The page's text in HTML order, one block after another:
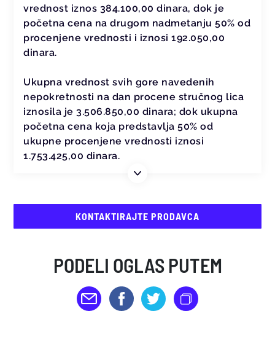
vrednost iznos 384.100,00 dinara, dok je
početna cena na drugom nadmetanju 50% od
procenjene vrednosti i iznosi 192.050,00
dinara.
Ukupna vrednost svih gore navedenih
nepokretnosti na dan procene stručnog lica
iznosila je 3.506.850,00 dinara; dok ukupna
početna cena koja predstavlja 50% od
ukupne procenjene vrednosti iznosi
1.753.425,00 dinara.
KONTAKTIRAJTE PRODAVCA
PODELI OGLAS PUTEM